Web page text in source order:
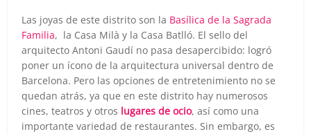
Las joyas de este distrito son la Basílica de la Sagrada
Familia, la Casa Milà y la Casa Batlló. El sello del
arquitecto Antoni Gaudí no pasa desapercibido: logró
poner un ícono de la arquitectura universal dentro de
Barcelona. Pero las opciones de entretenimiento no se
quedan atrás, ya que en este distrito hay numerosos
cines, teatros y otros lugares de ocio, así como una
importante variedad de restaurantes. Sin embargo, es